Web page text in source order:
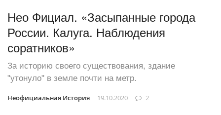
Нео Фициал. «Засыпанные города
России. Калуга. Наблюдения
соратников»
За историю своего существования, здание
"утонуло" в земле почти на метр.
Неофициальная История 19.10.2020 2